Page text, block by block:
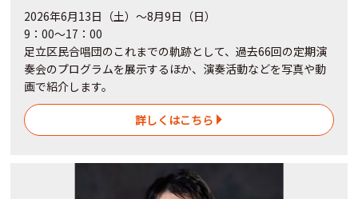
2026年6月13日（土）～8月9日（日）
9：00～17：00
足立区民合唱団のこれまでの軌跡として、過去66回の定期演
奏会のプログラムを展示するほか、演奏活動などを写真や動
画で紹介します。
詳しくはこちら